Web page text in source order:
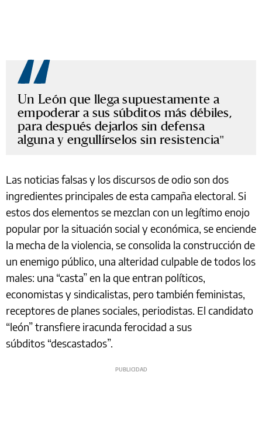
Un León que llega supuestamente a
empoderar a sus súbditos más débiles,
para después dejarlos sin defensa
alguna y engullírselos sin resistencia
Las noticias falsas y los discursos de odio son dos
ingredientes principales de esta campaña electoral. Si
estos dos elementos se mezclan con un legítimo enojo
popular por la situación social y económica, se enciende
la mecha de la violencia, se consolida la construcción de
un enemigo público, una alteridad culpable de todos los
males: una “casta” en la que entran políticos,
economistas y sindicalistas, pero también feministas,
receptores de planes sociales, periodistas. El candidato
“león” transfiere iracunda ferocidad a sus
súbditos “descastados”.